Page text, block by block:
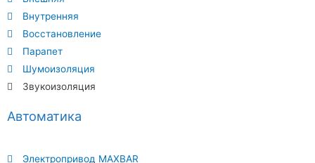
Автоматика
Электропривод MAXBAR
Внутренняя
Восстановление
Парапет
Шумоизоляция
Звукоизоляция